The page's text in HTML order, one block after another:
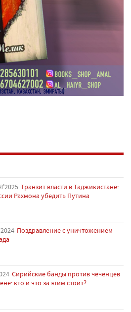
Транзит власти в Таджикистане:
Рахмона убедить Путина
Поздравление с уничтожением
Сирийские банды против чеченцев
кто и что за этим стоит?